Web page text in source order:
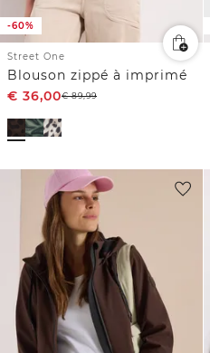
-60%
Street One
Blouson zippé à imprimé
€ 36,00€89,99